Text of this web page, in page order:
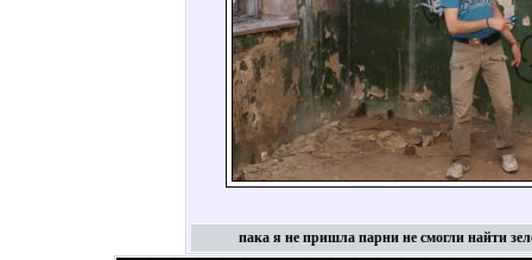
пака я не пришла парни не смогли найти